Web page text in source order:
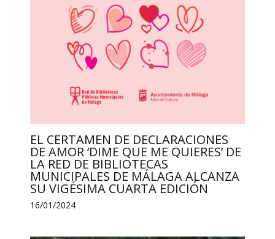
EL CERTAMEN DE DECLARACIONES
DE AMOR ‘DIME QUE ME QUIERES’ DE
LA RED DE BIBLIOTECAS
MUNICIPALES DE MÁLAGA ALCANZA
SU VIGÉSIMA CUARTA EDICIÓN
16/01/2024